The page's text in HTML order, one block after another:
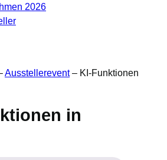
2026
Ausstellerevent– KI-Funktionen
in